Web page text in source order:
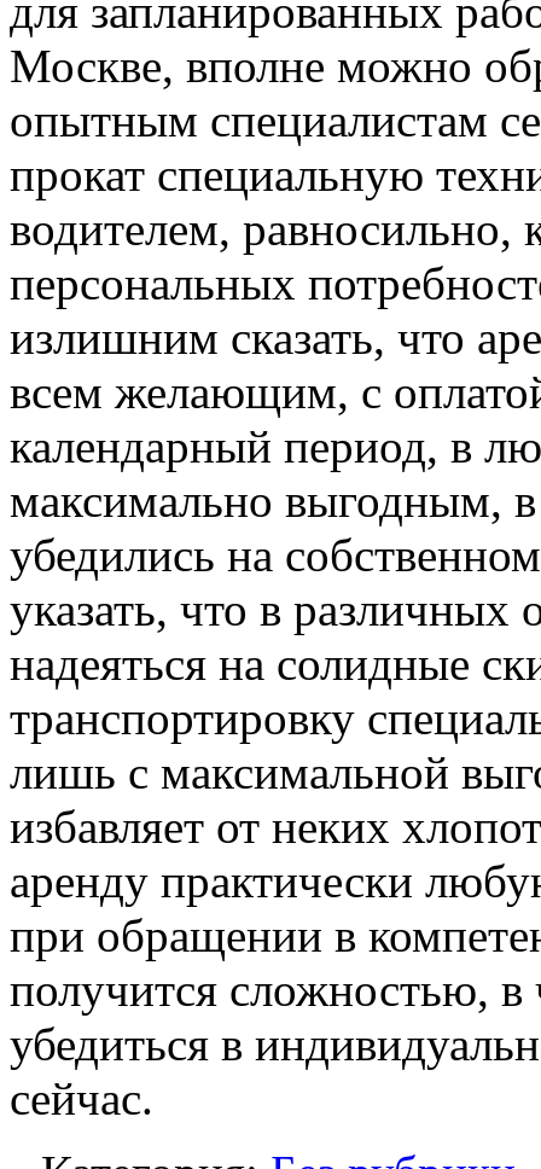
для запланированных
Москве, вполне можно
опытным специалистам
прокат специальную
водителем, равносильно,
персональных
излишним сказать, что
всем желающим, с
календарный период, в
максимально выгодным,
убедились на
указать, что в различных
надеяться на солидные
транспортировку
лишь с максимальной
избавляет от неких
аренду практически
при обращении в
получится сложностью,
убедиться в
сейчас.